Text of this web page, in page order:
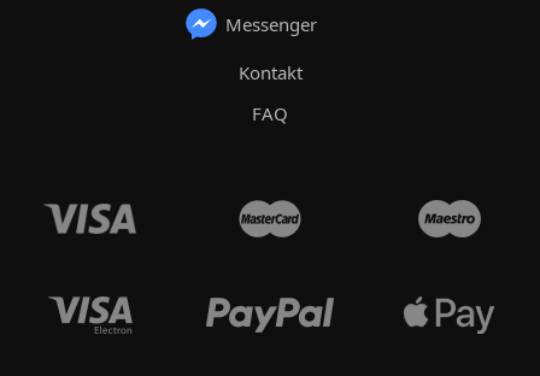
Messenger
Kontakt
FAQ